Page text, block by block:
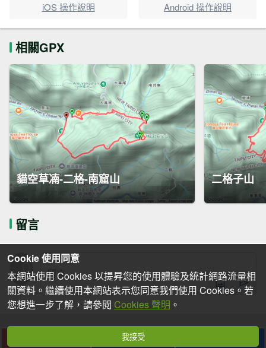
iOS 操作說明 Android 操作說明
相關GPX
貓空草㓓-二格-南窟山 二格子山
留言
下載
Cookie 使用同意
本網站使用 Cookies 以提昇您的使用體驗及統計網路流量相
關資料。繼續使用本網站表示您同意我們使用 Cookies。若
您想進一步了解，請參閱 Cookies 聲明 。
我接受